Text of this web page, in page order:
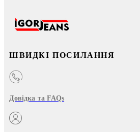
ШВИДКІ ПОСИЛАННЯ
Довідка та FAQs